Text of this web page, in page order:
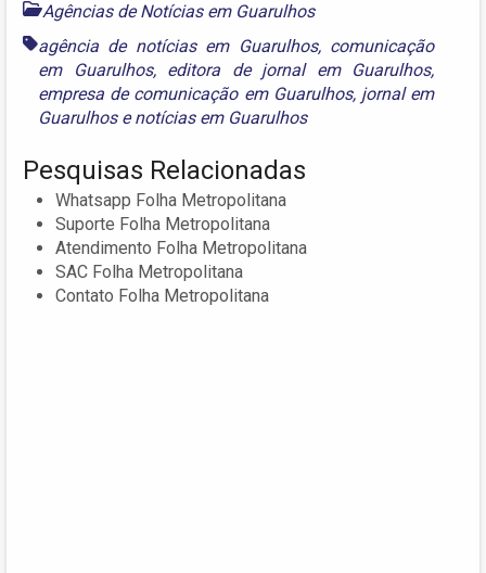
Agências de Notícias em Guarulhos
agência de notícias em Guarulhos, comunicação
em Guarulhos, editora de jornal em Guarulhos,
empresa de comunicação em Guarulhos, jornal em
Guarulhosenotícias em Guarulhos
Pesquisas Relacionadas
Whatsapp Folha Metropolitana
Suporte Folha Metropolitana
Atendimento Folha Metropolitana
SAC Folha Metropolitana
Contato Folha Metropolitana